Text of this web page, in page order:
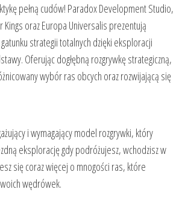
pełną cudów! Paradox Development Studio,
oraz Europa Universalis prezentują
strategii totalnych dzięki eksploracji
Oferując dogłębną rozgrywkę strategiczną,
wybór ras obcych oraz rozwijającą się
i wymagający model rozgrywki, który
eksplorację gdy podróżujesz, wchodzisz w
się coraz więcej o mnogości ras, które
wędrówek.